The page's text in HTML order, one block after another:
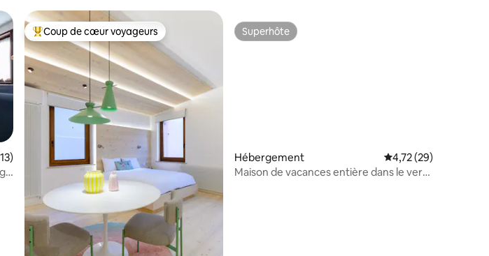
: 5 sur 5
moyenne sur la base de 13 commentaires : 4,92 sur 5
Coups de cœur voyageurs les plus appréciés
Coup de cœur voyageurs Superhôte
Superhôte
Hébergement Évaluation moyenne
4,72 (29)
Maison de vacances entière dans le vert